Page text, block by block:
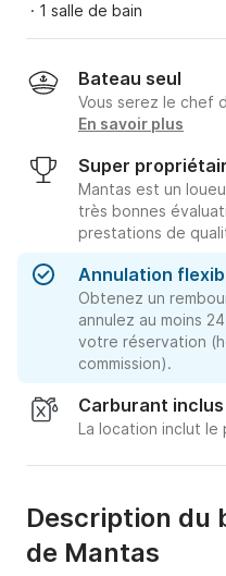
· 1 salle de bain
Bateau seul
Vous serez le chef
En savoir plus
Super
Mantas est un
très bonnes
prestations de
Annulation
Obtenez un
annulez au moins
votre réservation
commission).
Carburant inclus
La location inclut le
Description du
de Mantas